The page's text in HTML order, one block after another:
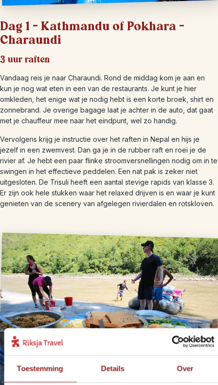
Toestemming Details Over
Dag 1 – Kathmandu of Pokhara –
Charaundi
3 uur raften
Vandaag reis je naar Charaundi. Rond de middag kom je aan en
kun je nog wat eten in een van de restaurants. Je kunt je hier
omkleden, het enige wat je nodig hebt is een korte broek, shirt en
zonnebrand. Je overige bagage laat je achter in de auto, dat gaat
met je chauffeur mee naar het eindpunt, wel zo handig.
Vervolgens krijg je instructie over het raften in Nepal en hijs je
jezelf in een zwemvest. Dan ga je in de rubber raft en roei je de
rivier af. Je hebt een paar flinke stroomversnellingen nodig om in te
swingen in het effectieve peddelen. Een nat pak is zeker niet
uitgesloten. De Trisuli heeft een aantal stevige rapids van klasse 3.
Er zijn ook hele stukken waar het relaxed drijven is en waar je kunt
genieten van de scenery van afgelegen rivierdalen en rotskloven.